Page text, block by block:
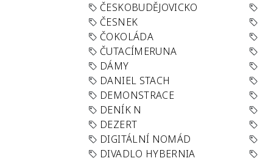
ČESKOBUDĚJOVICKO
ČESNEK
ČOKOLÁDA
ČUTACÍMERUNA
DÁMY
DANIEL STACH
DEMONSTRACE
DENÍK N
DEZERT
DIGITÁLNÍ NOMÁD
DIVADLO HYBERNIA